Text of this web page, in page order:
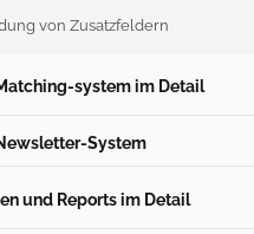
von Zusatzfeldern
system im Detail
System
und Reports im Detail